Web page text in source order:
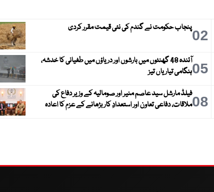
02پنجاب حکومت نے گندم کی نئی قیمت مقرر کردی
05
آئندہ 48 گھنٹوں میں بارشوں اور دریاؤں میں طغیانی کا خدشہ،
ہنگامی تیاریاں تیز
08فیلڈ مارشل سید عاصم منیر اور صومالیہ کے وزیر دفاع کی
ملاقات، دفاعی تعاون اور استعدادِ کار بڑھانے کے عزم کا اعادہ